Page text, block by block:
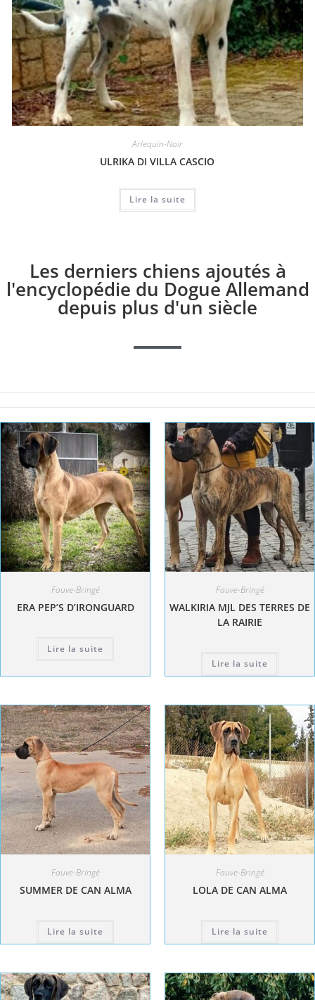
Arlequin-Noir
ULRIKA DI VILLA CASCIO
Lire la suite
Les derniers chiens ajoutés à
l'encyclopédie du Dogue Allemand
depuis plus d'un siècle
Fauve-Bringé
ERA PEP’S D’IRONGUARD
Lire la suite
Fauve-Bringé
WALKIRIA MJL DES TERRES DE
LA RAIRIE
Lire la suite
Fauve-Bringé
SUMMER DE CAN ALMA
Lire la suite
Fauve-Bringé
LOLA DE CAN ALMA
Lire la suite